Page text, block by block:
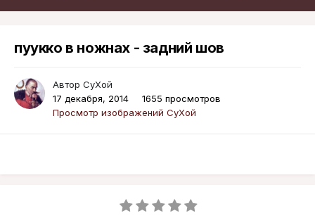
пуукко в ножнах - задний шов
Автор СуХой
17 декабря, 2014
1655 просмотров
Просмотр изображений СуХой